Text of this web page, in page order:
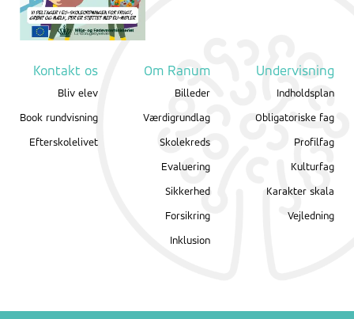
Kontakt os
Bliv elev
Book rundvisning
Efterskolelivet
Om Ranum
Billeder
Værdigrundlag
Skolekreds
Evaluering
Sikkerhed
Forsikring
Inklusion
Undervisning
Indholdsplan
Obligatoriske fag
Profilfag
Kulturfag
Karakter skala
Vejledning